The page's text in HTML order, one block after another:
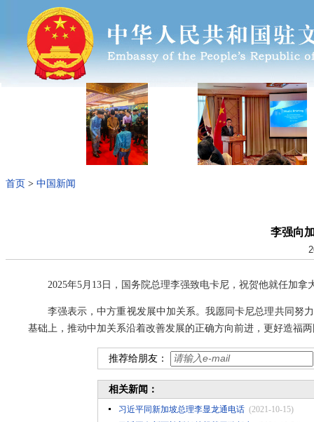
首页 > 中国新闻
李强向
2025年5月13日，国务院总理李强致电卡尼，祝贺他就任加拿
李强表示，中方重视发展中加关系。我愿同卡尼总理共同努
基础上，推动中加关系沿着改善发展的正确方向前进，更好造福
推荐给朋友：
相关新闻：
习近平同新加坡总理李显龙通电话 (2021-10-15)